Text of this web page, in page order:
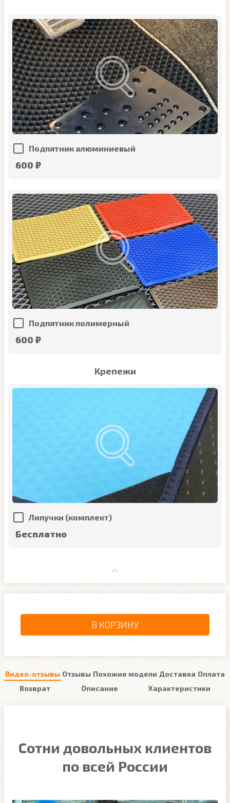
Подпятник алюминиевый
600 ₽
Подпятник полимерный
600 ₽
Крепежи
Липучки (комплект)
Бесплатно
В КОРЗИНУ
Видео-отзывы Отзывы Похожие модели Доставка Оплата
Возврат
Описание Характеристики
Сотни довольных клиентов
по всей России